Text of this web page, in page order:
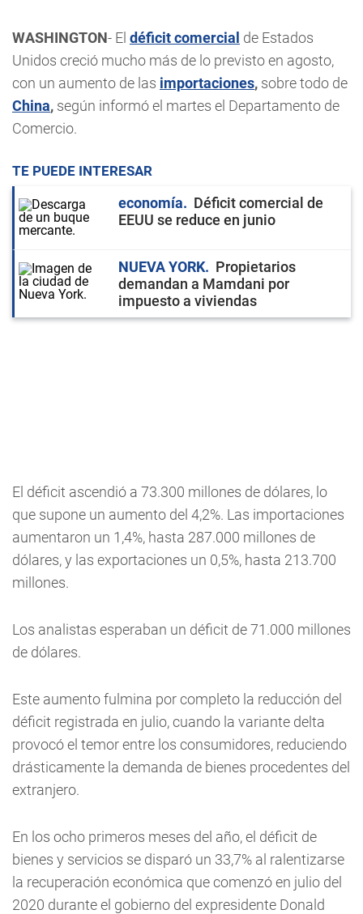
WASHINGTON- El déficit comercial de Estados
Unidos creció mucho más de lo previsto en agosto,
con un aumento de las importaciones, sobre todo de
China, según informó el martes el Departamento de
Comercio.
TE PUEDE INTERESAR
economía
Déficit comercial de
EEUU se reduce en junio
NUEVA YORK
Propietarios
demandan a Mamdani por
impuesto a viviendas
El déficit ascendió a 73.300 millones de dólares, lo
que supone un aumento del 4,2%. Las importaciones
aumentaron un 1,4%, hasta 287.000 millones de
dólares, y las exportaciones un 0,5%, hasta 213.700
millones.
Los analistas esperaban un déficit de 71.000 millones
de dólares.
Este aumento fulmina por completo la reducción del
déficit registrada en julio, cuando la variante delta
provocó el temor entre los consumidores, reduciendo
drásticamente la demanda de bienes procedentes del
extranjero.
En los ocho primeros meses del año, el déficit de
bienes y servicios se disparó un 33,7% al ralentizarse
la recuperación económica que comenzó en julio del
2020 durante el gobierno del expresidente Donald